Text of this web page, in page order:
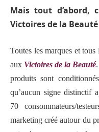
Mais tout d’abord,
Victoires de la Beauté
Toutes les marques et
aux Victoires de la Beauté
produits sont
qu’aucun signe distinctif
70 consommateurs/
marketing créé autour du